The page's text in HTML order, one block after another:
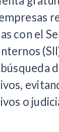
con el
o